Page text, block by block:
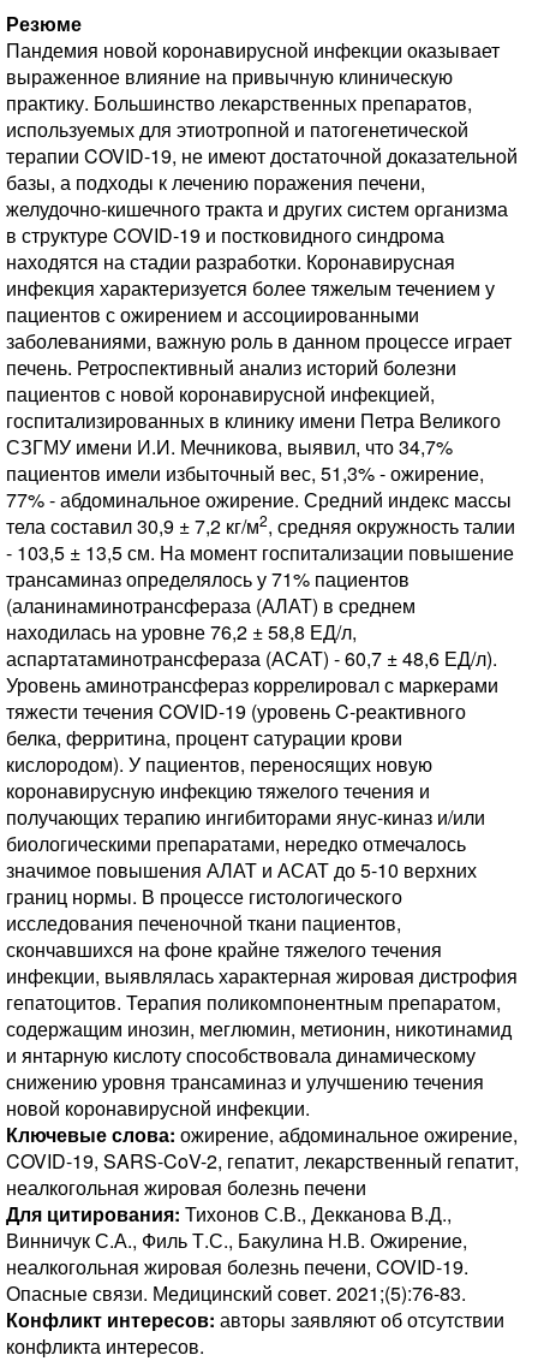
Резюме
Пандемия новой коронавирусной инфекции оказывает
выраженное влияние на привычную клиническую
практику. Большинство лекарственных препаратов,
используемых для этиотропной и патогенетической
терапии COVID-19, не имеют достаточной доказательной
базы, а подходы к лечению поражения печени,
желудочно-кишечного тракта и других систем организма
в структуре COVID-19 и постковидного синдрома
находятся на стадии разработки. Коронавирусная
инфекция характеризуется более тяжелым течением у
пациентов с ожирением и ассоциированными
заболеваниями, важную роль в данном процессе играет
печень. Ретроспективный анализ историй болезни
пациентов с новой коронавирусной инфекцией,
госпитализированных в клинику имени Петра Великого
СЗГМУ имени И.И. Мечникова, выявил, что 34,7%
пациентов имели избыточный вес, 51,3% - ожирение,
77% - абдоминальное ожирение. Средний индекс массы
тела составил 30,9 ± 7,2 кг/м2, средняя окружность талии
- 103,5 ± 13,5 см. На момент госпитализации повышение
трансаминаз определялось у 71% пациентов
(аланинаминотрансфераза (АЛАТ) в среднем
находилась на уровне 76,2 ± 58,8 ЕД/л,
аспартатаминотрансфераза (АСАТ) - 60,7 ± 48,6 ЕД/л).
Уровень аминотрансфераз коррелировал с маркерами
тяжести течения COVID-19 (уровень C-реактивного
белка, ферритина, процент сатурации крови
кислородом). У пациентов, переносящих новую
коронавирусную инфекцию тяжелого течения и
получающих терапию ингибиторами янус-киназ и/или
биологическими препаратами, нередко отмечалось
значимое повышения АЛАТ и АСАТ до 5-10 верхних
границ нормы. В процессе гистологического
исследования печеночной ткани пациентов,
скончавшихся на фоне крайне тяжелого течения
инфекции, выявлялась характерная жировая дистрофия
гепатоцитов. Терапия поликомпонентным препаратом,
содержащим инозин, меглюмин, метионин, никотинамид
и янтарную кислоту способствовала динамическому
снижению уровня трансаминаз и улучшению течения
новой коронавирусной инфекции.
Ключевые слова: ожирение, абдоминальное ожирение,
COVID-19, SARS-CoV-2, гепатит, лекарственный гепатит,
неалкогольная жировая болезнь печени
Для цитирования: Тихонов С.В., Декканова В.Д.,
Винничук С.А., Филь Т.С., Бакулина Н.В. Ожирение,
неалкогольная жировая болезнь печени, COVID-19.
Опасные связи. Медицинский совет. 2021;(5):76-83.
Конфликт интересов: авторы заявляют об отсутствии
конфликта интересов.